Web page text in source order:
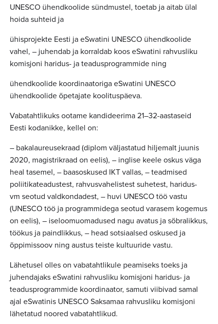
UNESCO ühendkoolide sündmustel, toetab ja aitab ülal
hoida suhteid ja
ühisprojekte Eesti ja eSwatini UNESCO ühendkoolide
vahel, – juhendab ja korraldab koos eSwatini rahvusliku
komisjoni haridus- ja teadusprogrammide ning
ühendkoolide koordinaatoriga eSwatini UNESCO
ühendkoolide õpetajate koolituspäeva.
Vabatahtlikuks ootame kandideerima 21–32-aastaseid
Eesti kodanikke, kellel on:
– bakalaureusekraad (diplom väljastatud hiljemalt juunis
2020, magistrikraad on eelis), – inglise keele oskus väga
heal tasemel, – baasoskused IKT vallas, – teadmised
poliitikateadustest, rahvusvahelistest suhetest, haridus-
vm seotud valdkondadest, – huvi UNESCO töö vastu
(UNESCO töö ja programmidega seotud varasem kogemus
on eelis), – iseloomuomadused nagu avatus ja sõbralikkus,
töökus ja paindlikkus, – head sotsiaalsed oskused ja
õppimissoov ning austus teiste kultuuride vastu.
Lähetusel olles on vabatahtlikule peamiseks toeks ja
juhendajaks eSwatini rahvusliku komisjoni haridus- ja
teadusprogrammide koordinaator, samuti viibivad samal
ajal eSwatinis UNESCO Saksamaa rahvusliku komisjoni
lähetatud noored vabatahtlikud.